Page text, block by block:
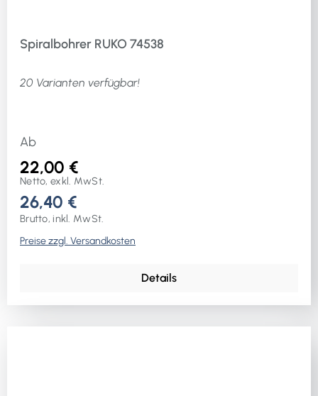
Spiralbohrer RUKO 74538
20 Varianten verfügbar!
Ab
22,00 €
Netto, exkl. MwSt.
26,40 €
Brutto, inkl. MwSt.
Preise zzgl. Versandkosten
Details